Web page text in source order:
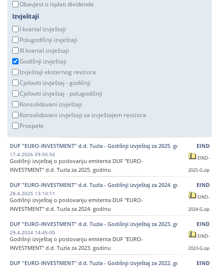
Obavjest o isplati dividende
Izvještaji
I kvartal izvještaji
Polugodišnji izvještaji
III kvartal izvještaji
Godišnji izvještaji
Izvještaji eksternog revizora
Cjeloviti izvještaj - godišnji
Cjeloviti izvještaj - polugodišnji
Konsolidovani izvještaji
Konsolidovani izvještaji sa izvještajem revizora
Prospekt
DUF "EURO-INVESTMENT" d.d. Tuzla - Godišnji izvještaj za 2025. godinu
17.4.2026 09:50:56
Godišnji izvještaj o poslovanju emitenta DUF "EURO-
INVESTMENT" d.d. Tuzla za 2025. godinu
EIND
EIND-
2025-G.zip
DUF "EURO-INVESTMENT" d.d. Tuzla - Godišnji izvještaj za 2024. godinu
28.4.2025 13:10:11
Godišnji izvještaj o poslovanju emitenta DUF "EURO-
INVESTMENT" d.d. Tuzla za 2024. godinu
EIND
EIND-
2024-G.zip
DUF "EURO-INVESTMENT" d.d. Tuzla - Godišnji izvještaj za 2023. godinu
29.4.2024 14:45:05
Godišnji izvještaj o poslovanju emitenta DUF "EURO-
INVESTMENT" d.d. Tuzla za 2023. godinu
EIND
EIND-
2023-G.zip
DUF "EURO-INVESTMENT" d.d. Tuzla - Godišnji izvještaj za 2022. godinu EIND